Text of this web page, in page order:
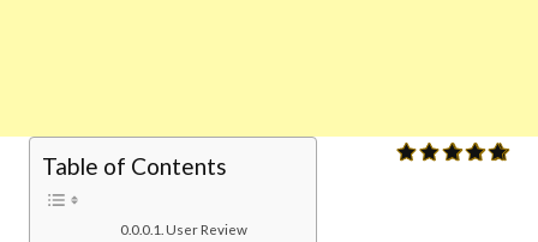
Table of Contents
User Review